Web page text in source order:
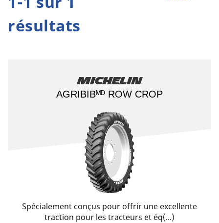
résultats
Michelin
AGRIBIBᴹᴰ ROW CROP​
Spécialement conçus pour offrir une excellente
traction pour les tracteurs et éq(...)